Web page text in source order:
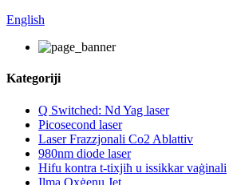
English
Kategoriji
Q Switched: Nd Yag laser
Picosecond laser
Laser Frazzjonali Co2 Ablattiv
980nm diode laser
Hifu kontra t-tixjiħ u issikkar vaġinali
Ilma Oxġenu Jet